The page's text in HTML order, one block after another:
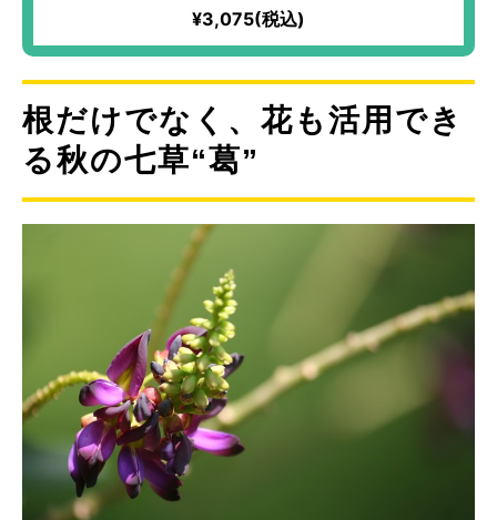
¥3,075(税込)
根だけでなく、花も活用でき
る秋の七草“葛”